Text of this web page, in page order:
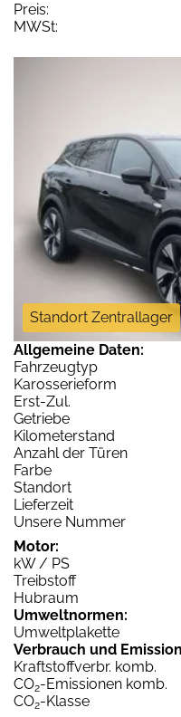
Preis:
MWSt:
Standort Zentrallager
Allgemeine Daten:
Fahrzeugtyp
Karosserieform
Erst-Zul.
Getriebe
Kilometerstand
Anzahl der Türen
Farbe
Standort
Lieferzeit
Unsere Nummer
Motor:
kW / PS
Treibstoff
Hubraum
Umweltnormen:
Umweltplakette
Verbrauch und
Kraftstoffverbr. komb.
CO2-Emissionen komb.
CO2-Klasse